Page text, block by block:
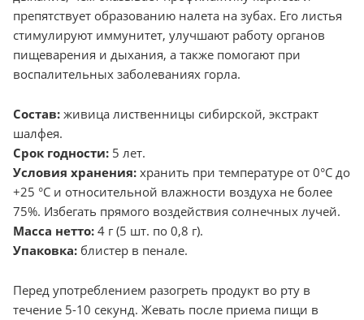
препятствует образованию налета на зубах. Его листья
стимулируют иммунитет, улучшают работу органов
пищеварения и дыхания, а также помогают при
воспалительных заболеваниях горла.
Состав: живица лиственницы сибирской, экстракт
шалфея.
Срок годности: 5 лет.
Условия хранения: хранить при температуре от 0°C до
+25 °C и относительной влажности воздуха не более
75%. Избегать прямого воздействия солнечных лучей.
Масса нетто: 4 г (5 шт. по 0,8 г).
Упаковка: блистер в пенале.
Перед употреблением разогреть продукт во рту в
течение 5-10 секунд. Жевать после приема пищи в